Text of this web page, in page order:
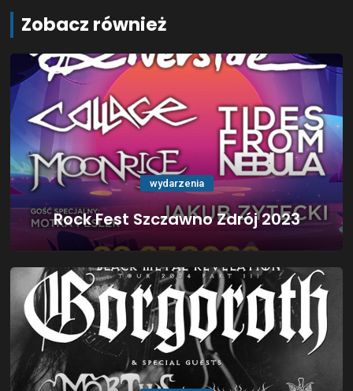
Zobacz również
wydarzenia
Rock Fest Szczawno Zdrój 2023